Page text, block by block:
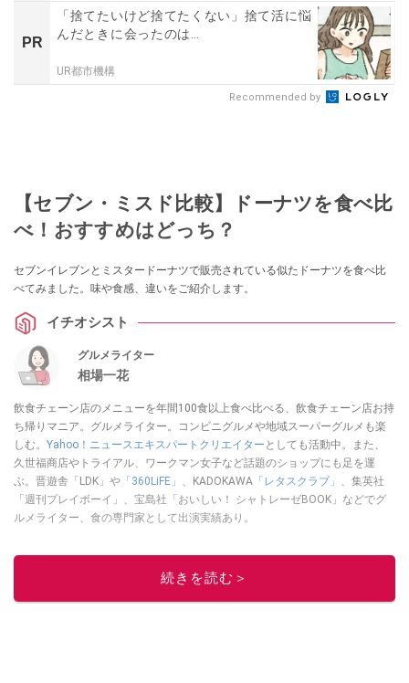
PR
「捨てたいけど捨てたくない」捨て活に悩
んだときに会ったのは…
UR都市機構
Recommended by
【セブン・ミスド比較】ドーナツを食べ比
べ！おすすめはどっち？
セブンイレブンとミスタードーナツで販売されている似たドーナツを食べ比
べてみました。味や食感、違いをご紹介します。
イチオシスト
グルメライター
相場一花
飲食チェーン店のメニューを年間100食以上食べ比べる、飲食チェーン店お持
ち帰りマニア。グルメライター。コンビニグルメや地域スーパーグルメも楽
しむ。 Yahoo！ニュースエキスパートクリエイター としても活動中。また、
久世福商店やトライアル、ワークマン女子など話題のショップにも足を運
ぶ。晋遊舎「LDK」や 「360LiFE」 、KADOKAWA 「レタスクラブ」 、集英社
「週刊プレイボーイ」、宝島社「おいしい！ シャトレーゼBOOK」などでグ
ルメライター、食の専門家として出演実績あり。
続きを読む＞